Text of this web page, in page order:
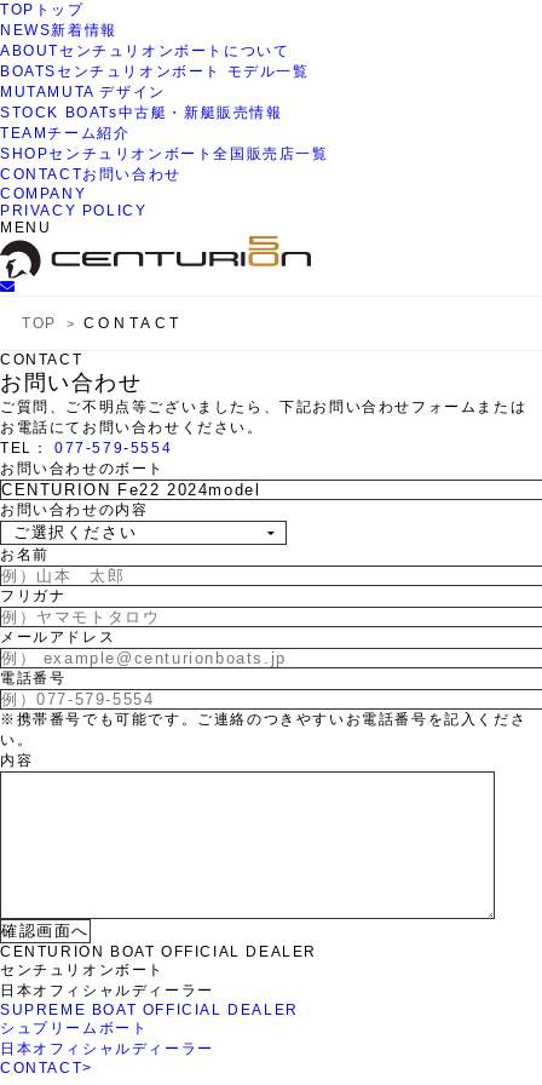
TOP トップ
NEWS新着情報
ABOUTセンチュリオンボートについて
BOATSセンチュリオンボート モデル一覧
MUTA MUTA デザイン
STOCK BOATs中古艇・新艇販売情報
TEAMチーム紹介
SHOPセンチュリオンボート全国販売店一覧
CONTACTお問い合わせ
COMPANY
PRIVACY POLICY
MENU
TOP CONTACT
CONTACT
お問い合わせ
ご質問、ご不明点等ございましたら、下記お問い合わせフォームまたは
お電話にてお問い合わせください。
TEL： 077-579-5554
お問い合わせのボート
お問い合わせの内容
お名前
フリガナ
メールアドレス
電話番号
※携帯番号でも可能です。ご連絡のつきやすいお電話番号を記入くださ
い。
内容
CENTURION BOAT OFFICIAL DEALER
センチュリオンボート
日本オフィシャルディーラー
SUPREME BOAT OFFICIAL DEALER
シュプリームボート
日本オフィシャルディーラー
CONTACT>